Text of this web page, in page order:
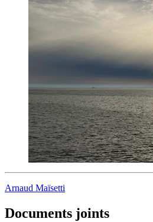
Arnaud Maïsetti
Documents joints